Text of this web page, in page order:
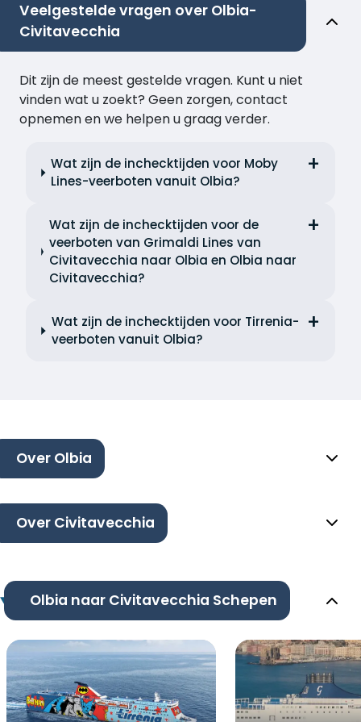
Veelgestelde vragen over Olbia-
Civitavecchia
Dit zijn de meest gestelde vragen. Kunt u niet
vinden wat u zoekt? Geen zorgen, contact
opnemen en we helpen u graag verder.
Wat zijn de inchecktijden voor Moby
Lines-veerboten vanuit Olbia?
Wat zijn de inchecktijden voor de
veerboten van Grimaldi Lines van
Civitavecchia naar Olbia en Olbia naar
Civitavecchia?
Wat zijn de inchecktijden voor Tirrenia-
veerboten vanuit Olbia?
Over Olbia
Over Civitavecchia
Olbia naar Civitavecchia Schepen